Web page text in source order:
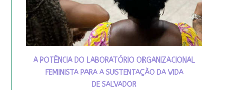
A POTÊNCIA DO LABORATÓRIO ORGANIZACIONAL
FEMINISTA PARA A SUSTENTAÇÃO DA VIDA
DE SALVADOR